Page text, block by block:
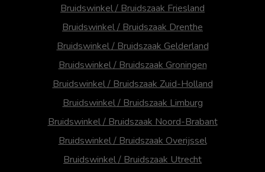
Bruidswinkel / Bruidszaak Friesland
Bruidswinkel / Bruidszaak Drenthe
Bruidswinkel / Bruidszaak Gelderland
Bruidswinkel / Bruidszaak Groningen
Bruidswinkel / Bruidszaak Zuid-Holland
Bruidswinkel / Bruidszaak Limburg
Bruidswinkel / Bruidszaak Noord-Brabant
Bruidswinkel / Bruidszaak Overijssel
Bruidswinkel / Bruidszaak Utrecht